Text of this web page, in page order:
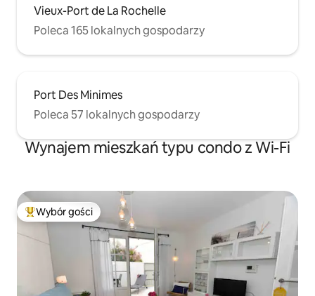
Vieux-Port de La Rochelle
Poleca 165 lokalnych gospodarzy
Port Des Minimes
Poleca 57 lokalnych gospodarzy
Wynajem mieszkań typu condo z Wi-Fi
Najpopularniejsze z kategorii Wybór gości
Wybór gości